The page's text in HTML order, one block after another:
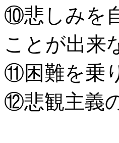
⑩悲しみを
ことが出来
⑪困難を乗
⑫悲観主義